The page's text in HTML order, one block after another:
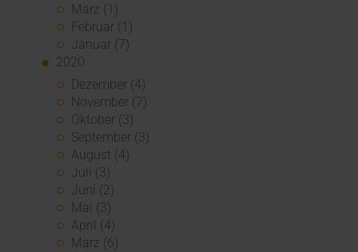
März (1)
Februar (1)
Januar (7)
2020
Dezember (4)
November (7)
Oktober (3)
September (3)
August (4)
Juli (3)
Juni (2)
Mai (3)
April (4)
März (6)